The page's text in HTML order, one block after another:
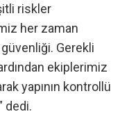
riskler
her zaman
Gerekli
ekiplerimiz
yapının kontrollü
dedi.